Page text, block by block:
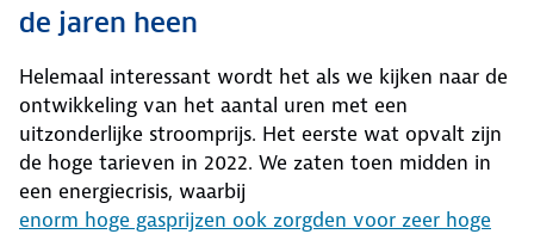
de jaren heen
Helemaal interessant wordt het als we kijken naar de
ontwikkeling van het aantal uren met een
uitzonderlijke stroomprijs. Het eerste wat opvalt zijn
de hoge tarieven in 2022. We zaten toen midden in
een energiecrisis, waarbij
enorm hoge gasprijzen ook zorgden voor zeer hoge